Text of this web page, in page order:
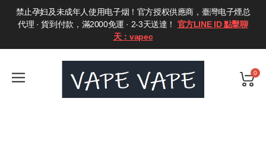
禁止孕妇及未成年人使用电子烟！官方授权供應商，臺灣电子煙总
代理 · 貨到付款，滿2000免運 · 2-3天送達！ 官方LINE ID 點擊聊
天：vapec
0